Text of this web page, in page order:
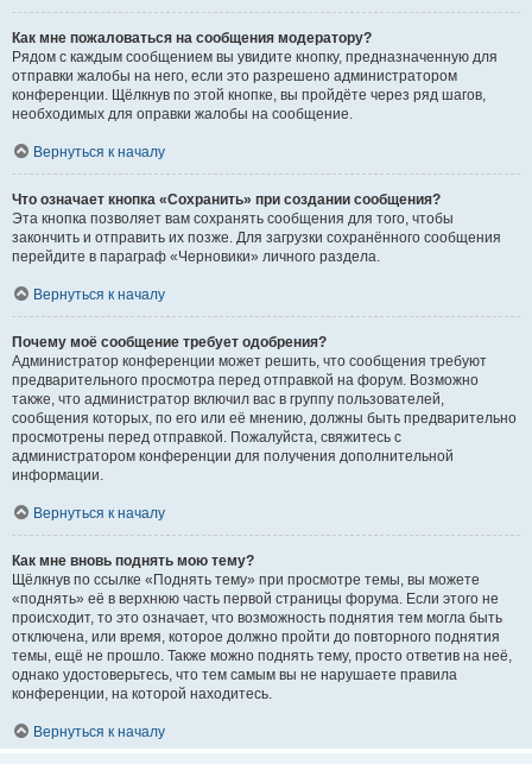
Как мне пожаловаться на сообщения модератору?
Рядом с каждым сообщением вы увидите кнопку, предназначенную для
отправки жалобы на него, если это разрешено администратором
конференции. Щёлкнув по этой кнопке, вы пройдёте через ряд шагов,
необходимых для оправки жалобы на сообщение.
Вернуться к началу
Что означает кнопка «Сохранить» при создании сообщения?
Эта кнопка позволяет вам сохранять сообщения для того, чтобы
закончить и отправить их позже. Для загрузки сохранённого сообщения
перейдите в параграф «Черновики» личного раздела.
Вернуться к началу
Почему моё сообщение требует одобрения?
Администратор конференции может решить, что сообщения требуют
предварительного просмотра перед отправкой на форум. Возможно
также, что администратор включил вас в группу пользователей,
сообщения которых, по его или её мнению, должны быть предварительно
просмотрены перед отправкой. Пожалуйста, свяжитесь с
администратором конференции для получения дополнительной
информации.
Вернуться к началу
Как мне вновь поднять мою тему?
Щёлкнув по ссылке «Поднять тему» при просмотре темы, вы можете
«поднять» её в верхнюю часть первой страницы форума. Если этого не
происходит, то это означает, что возможность поднятия тем могла быть
отключена, или время, которое должно пройти до повторного поднятия
темы, ещё не прошло. Также можно поднять тему, просто ответив на неё,
однако удостоверьтесь, что тем самым вы не нарушаете правила
конференции, на которой находитесь.
Вернуться к началу